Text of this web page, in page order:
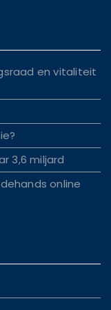
en vitaliteit
3,6 miljard
online